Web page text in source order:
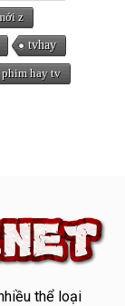
z
tvhay
phim hay tv
thể loại